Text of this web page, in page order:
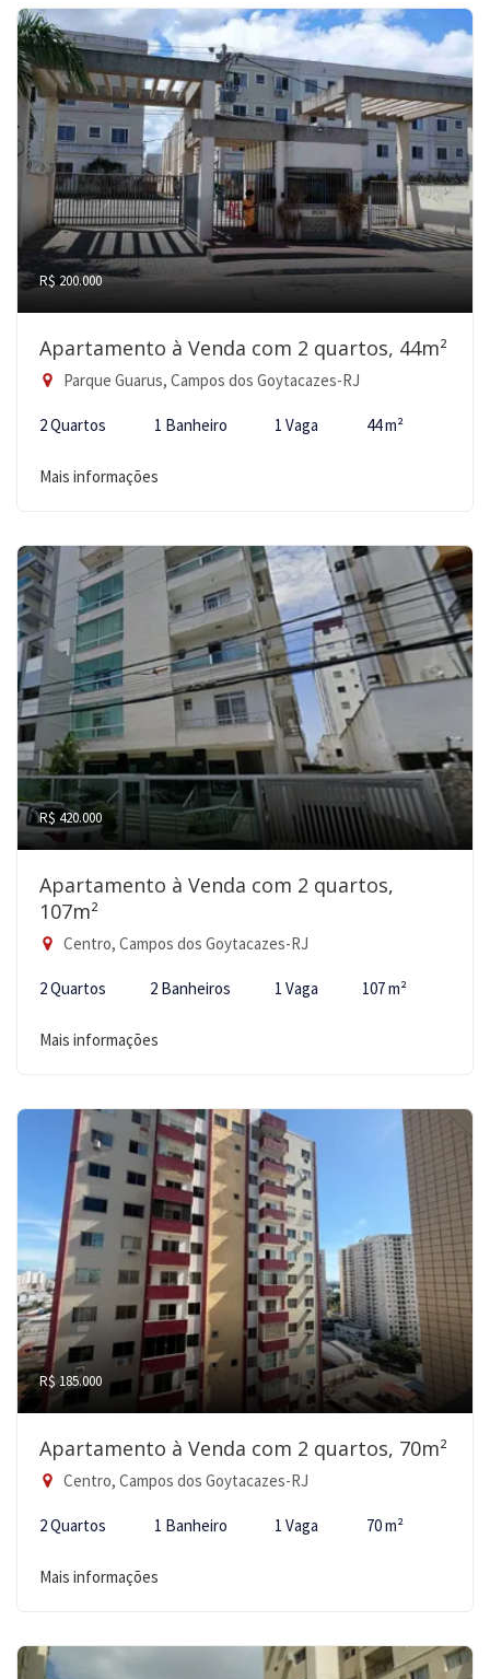
R$ 200.000
Apartamento à Venda com 2 quartos, 44m²
Parque Guarus, Campos dos Goytacazes-RJ
2 Quartos 1 Banheiro 1 Vaga 44 m²
Mais informações
R$ 420.000
Apartamento à Venda com 2 quartos,
107m²
Centro, Campos dos Goytacazes-RJ
2 Quartos 2 Banheiros 1 Vaga 107 m²
Mais informações
R$ 185.000
Apartamento à Venda com 2 quartos, 70m²
Centro, Campos dos Goytacazes-RJ
2 Quartos 1 Banheiro 1 Vaga 70 m²
Mais informações